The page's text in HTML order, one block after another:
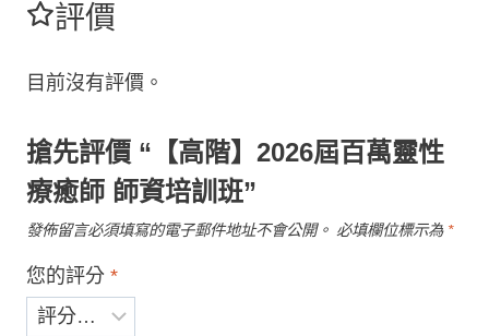
評價
目前沒有評價。
搶先評價 “【高階】2026屆百萬靈性
療癒師 師資培訓班”
發佈留言必須填寫的電子郵件地址不會公開。 必填欄位標示為 *
您的評分 *